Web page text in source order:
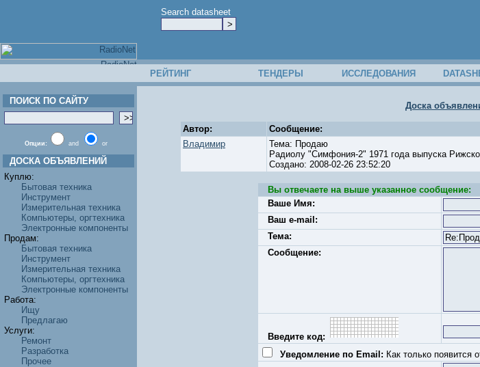
Search datasheet
РЕЙТИНГ ТЕНДЕРЫ ИССЛЕДОВАНИЯ
ПОИСК ПО САЙТУ
Опции: and or
ДОСКА ОБЪЯВЛЕНИЙ
Куплю:
Бытовая техника
Инструмент
Измерительная техника
Компьютеры, оргтехника
Электронные компоненты
Продам:
Бытовая техника
Инструмент
Измерительная техника
Компьютеры, оргтехника
Электронные компоненты
Работа:
Ищу
Предлагаю
Услуги:
Ремонт
Разработка
Прочее
Доска
Автор:
Сообщение:
Владимир
Тема: Продаю
Радиолу "Симфония-2" 1971 года выпуска
Создано: 2008-02-26 23:52:20
Вы отвечаете на выше указанное сообщение:
Ваше Имя:
Ваш e-mail:
Тема:
Сообщение:
Введите код:
Уведомление по Email: Как только появится